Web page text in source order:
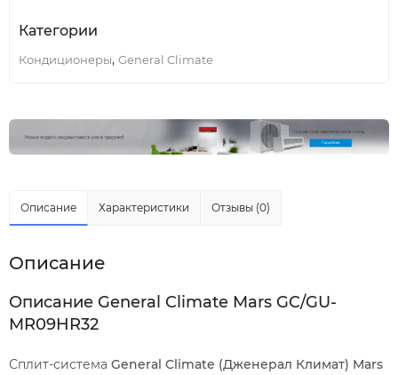
Категории
Кондиционеры, General Climate
Описание Характеристики Отзывы (0)
Описание
Описание General Climate Mars GC/GU-
MR09HR32
Сплит-система General Climate (Дженерал Климат) Mars